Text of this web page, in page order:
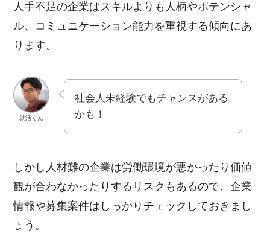
人手不足の企業はスキルよりも人柄やポテンシャ
ル、コミュニケーション能力を重視する傾向にあ
ります。
就活くん
社会人未経験でもチャンスがある
かも！
しかし人材難の企業は労働環境が悪かったり価値
観が合わなかったりするリスクもあるので、企業
情報や募集案件はしっかりチェックしておきまし
ょう。